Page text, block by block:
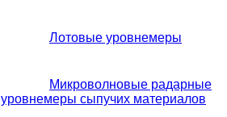
Лотовые уровнемеры
Микроволновые радарные
уровнемеры сыпучих материалов